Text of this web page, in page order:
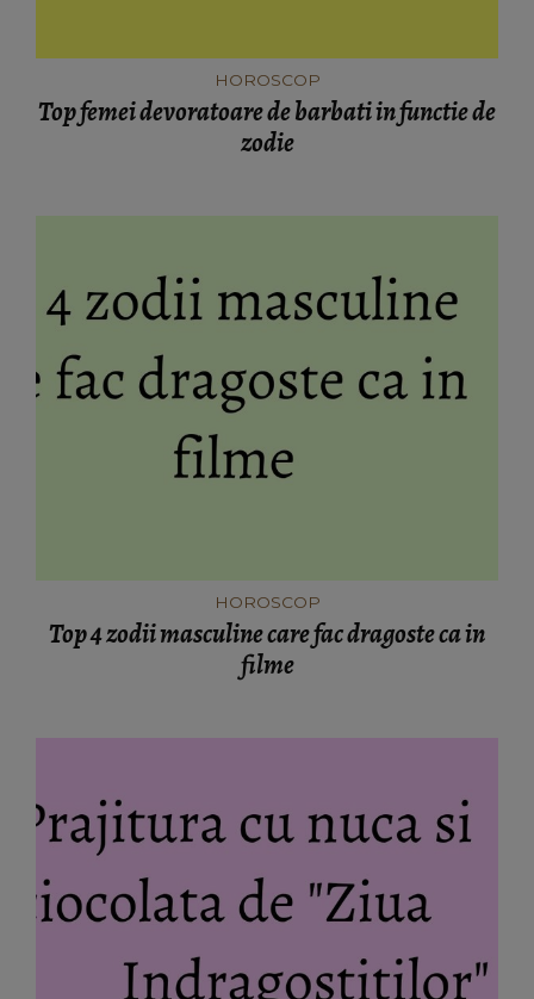
HOROSCOP
Top femei devoratoare de barbati in functie de
zodie
HOROSCOP
Top 4 zodii masculine care fac dragoste ca in
filme